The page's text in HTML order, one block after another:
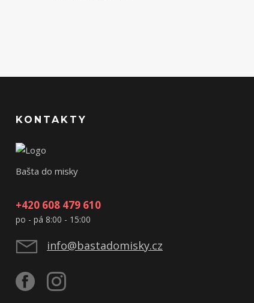
KONTAKTY
Bašta do misky
+420 608 479 610
po - pá 8:00 - 15:00
info@bastadomisky.cz